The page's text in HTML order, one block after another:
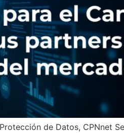
de Datos, CPNnet